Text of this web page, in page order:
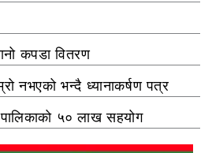
कपडा वितरण
नभएको भन्दै ध्यानाकर्षण पत्र
५० लाख सहयोग